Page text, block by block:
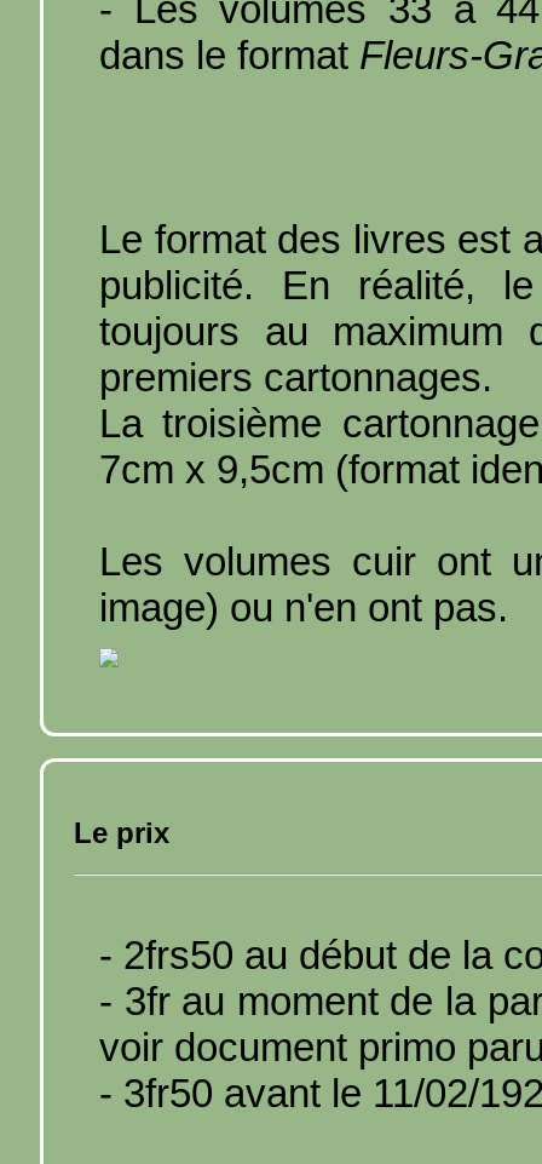
dans le format Fleurs-
Le format des livres est
publicité. En réalité,
toujours au
premiers cartonnages.
La troisième
7cm x 9,5cm (format
Les volumes cuir ont
image) ou n'en ont pas.
Le prix
- 2frs50 au début de la
- 3fr au moment de la
voir document primo
- 3fr50 avant le 11/02/